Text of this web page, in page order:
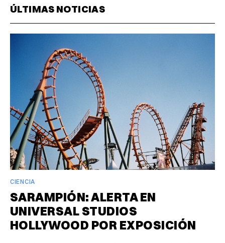
ÚLTIMAS NOTICIAS
CIENCIA
SARAMPIÓN: ALERTA EN
UNIVERSAL STUDIOS
HOLLYWOOD POR EXPOSICIÓN